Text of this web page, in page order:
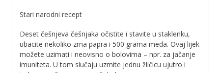
Stari narodni recept
Deset češnjeva češnjaka očistite i stavite u staklenku,
ubacite nekoliko zrna papra i 500 grama meda. Ovaj lijek
možete uzimati i neovisno o bolovima – npr. za jačanje
imuniteta. U tom slučaju uzmite jednu žličicu ujutro i